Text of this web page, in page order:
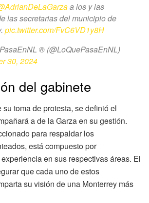
a los y las
las secretarias del municipio de
pic.twitter.com/FvC6VD1y8H
®️ (@LoQuePasaEnNL)
30, 2024
del gabinete
toma de protesta, se definió el
a de la Garza en su gestión.
para respaldar los
está compuesto por
en sus respectivas áreas. El
que cada uno de estos
su visión de una Monterrey más